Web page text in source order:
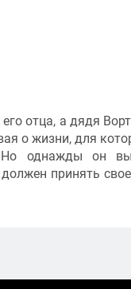
отца, а дядя
о жизни, для
Но однажды он
принять